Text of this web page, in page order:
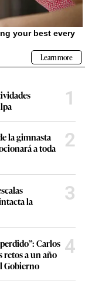
1
la gimnasta
a toda
2
la
3
Carlos
retos a un año
Gobierno
4